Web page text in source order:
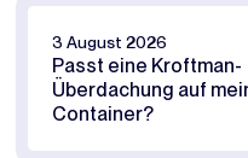
3 August 2026
Passt eine Kroftman-
Überdachung auf
Container?